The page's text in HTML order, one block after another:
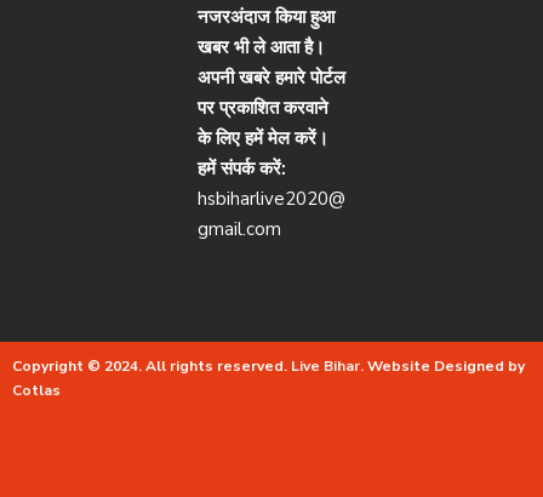
नजरअंदाज किया हुआ
खबर भी ले आता है।
अपनी खबरे हमारे पोर्टल
पर प्रकाशित करवाने
के लिए हमें मेल करें।
हमें संपर्क करें:
hsbiharlive2020@
gmail.com
Copyright © 2024. All rights reserved. Live Bihar.Website Designed by
Cotlas